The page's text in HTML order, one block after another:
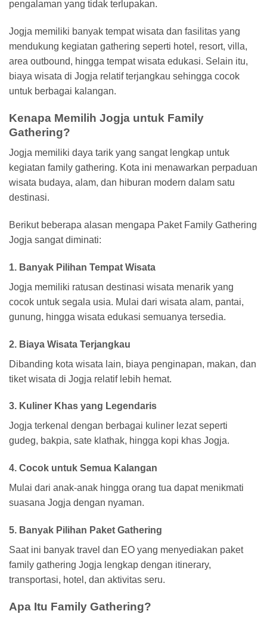
pengalaman yang tidak terlupakan.
Jogja memiliki banyak tempat wisata dan fasilitas yang
mendukung kegiatan gathering seperti hotel, resort, villa,
area outbound, hingga tempat wisata edukasi. Selain itu,
biaya wisata di Jogja relatif terjangkau sehingga cocok
untuk berbagai kalangan.
Kenapa Memilih Jogja untuk Family
Gathering?
Jogja memiliki daya tarik yang sangat lengkap untuk
kegiatan family gathering. Kota ini menawarkan perpaduan
wisata budaya, alam, dan hiburan modern dalam satu
destinasi.
Berikut beberapa alasan mengapa Paket Family Gathering
Jogja sangat diminati:
1. Banyak Pilihan Tempat Wisata
Jogja memiliki ratusan destinasi wisata menarik yang
cocok untuk segala usia. Mulai dari wisata alam, pantai,
gunung, hingga wisata edukasi semuanya tersedia.
2. Biaya Wisata Terjangkau
Dibanding kota wisata lain, biaya penginapan, makan, dan
tiket wisata di Jogja relatif lebih hemat.
3. Kuliner Khas yang Legendaris
Jogja terkenal dengan berbagai kuliner lezat seperti
gudeg, bakpia, sate klathak, hingga kopi khas Jogja.
4. Cocok untuk Semua Kalangan
Mulai dari anak-anak hingga orang tua dapat menikmati
suasana Jogja dengan nyaman.
5. Banyak Pilihan Paket Gathering
Saat ini banyak travel dan EO yang menyediakan paket
family gathering Jogja lengkap dengan itinerary,
transportasi, hotel, dan aktivitas seru.
Apa Itu Family Gathering?